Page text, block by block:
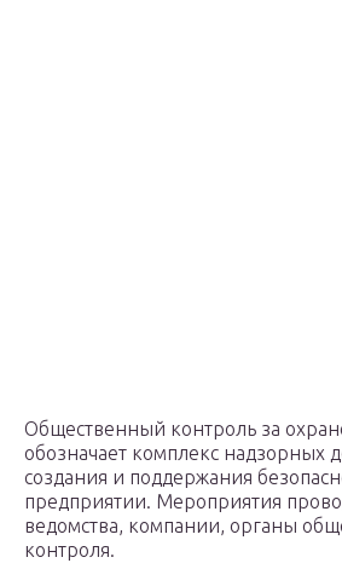
Общественный контроль за
обозначает комплекс надзорных
создания и поддержания
предприятии. Мероприятия
ведомства, компании, органы
контроля.